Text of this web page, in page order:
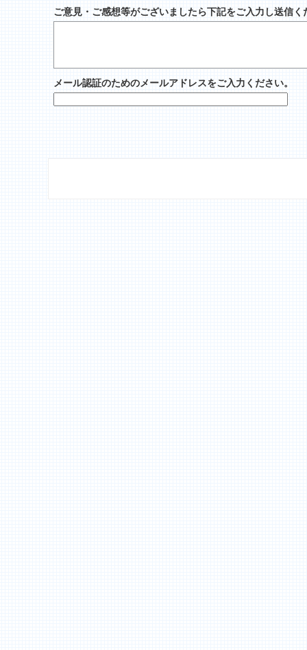
ご意見・ご感想等がございましたら下記をご入力し送信く
メール認証のためのメールアドレスをご入力ください。